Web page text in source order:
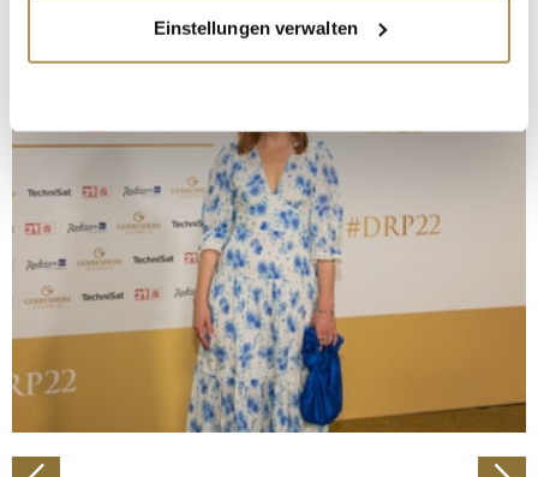
Informationen über Ihre geografische Lage
erfassen, welche bis auf einige Meter genau sein
bestimmten Merkmalen (Fingerprinting) identifizieren
Erfahren Sie mehr darüber, wie Ihre persönlichen Daten
verarbeitet werden, und legen Sie Ihre Präferenzen im
Abschnitt Einzelheitenfest.
Wir verwenden Cookies, um Inhalte und Anzeigen zu
personalisieren, Funktionen für soziale Medien anbieten
zu können und die Zugriffe auf unsere Website zu
analysieren. Außerdem geben wir Informationen zu Ihrer
Verwendung unserer Website an unsere Partner für
Einstellungen verwalten